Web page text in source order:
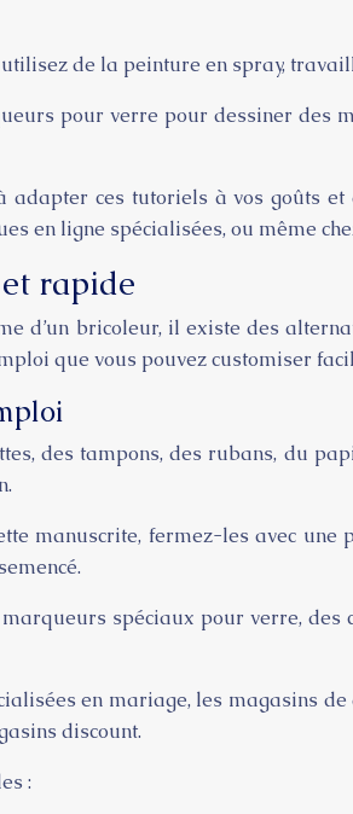
de la peinture en spray,
pour verre pour dessiner des
ces tutoriels à vos goûts
en ligne spécialisées, ou même
rapide
d’un bricoleur, il existe des
que vous pouvez customiser
des tampons, des rubans, du
manuscrite, fermez-les avec
spéciaux pour verre,
en mariage, les magasins
discount.
: